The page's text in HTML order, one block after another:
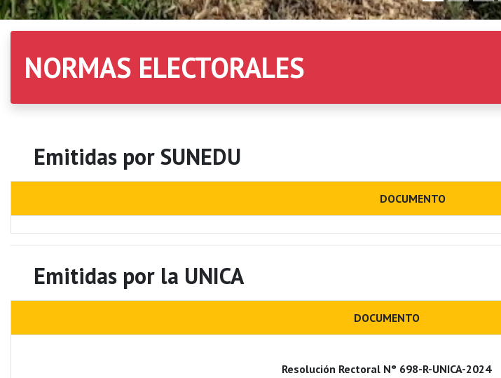
NORMAS ELECTORALES
Emitidas por SUNEDU
DOCUMENTO
Emitidas por la UNICA
DOCUMENTO
Resolución Rectoral N° 698-R-UNICA-2024